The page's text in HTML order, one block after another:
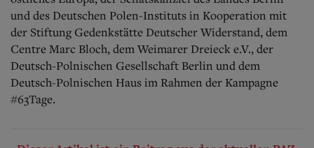
und des Deutschen Polen-Instituts in Kooperation mit
der Stiftung Gedenkstätte Deutscher Widerstand, dem
Centre Marc Bloch, dem Weimarer Dreieck e.V., der
Deutsch-Polnischen Gesellschaft Berlin und dem
Deutsch-Polnischen Haus im Rahmen der Kampagne
#63Tage.